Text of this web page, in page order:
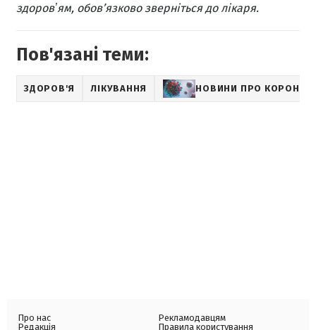
здоровʼям, обов’язково зверніться до лікаря.
Пов'язані теми:
ЗДОРОВ'Я ЛІКУВАННЯ НОВИНИ ПРО
Про нас
Редакція
Рекламодавцям
Правила користування